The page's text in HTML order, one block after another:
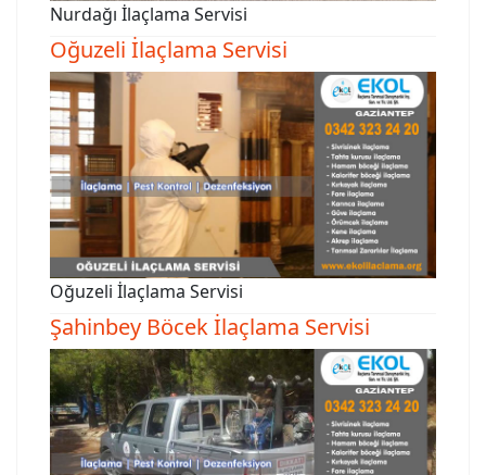
Nurdağı İlaçlama Servisi
Oğuzeli İlaçlama Servisi
Oğuzeli İlaçlama Servisi
Şahinbey Böcek İlaçlama Servisi